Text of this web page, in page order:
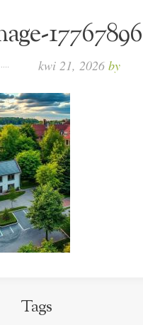
kwi 21, 2026 by
Tags